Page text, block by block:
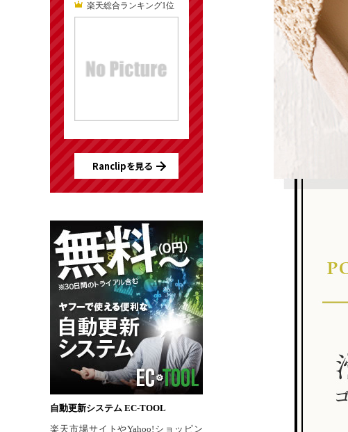
楽天総合ランキング1位
Ranclipを見る
自動更新システム EC-TOOL
楽天市場サイトやYahoo!ショッピン